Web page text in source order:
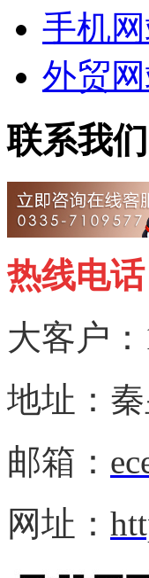
手机
外贸
联系我们
热线电话
大客户：
地址：
邮箱：
网址：